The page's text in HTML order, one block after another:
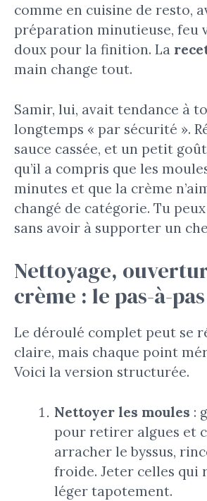
comme en cuisine de resto,
préparation minutieuse, feu
doux pour la finition. La
main change tout.
Samir, lui, avait tendance à
longtemps « par sécurité ».
sauce cassée, et un petit
qu’il a compris que les
minutes et que la crème
changé de catégorie. Tu
sans avoir à supporter un
Nettoyage,
crème : le pas-à-pas
Le déroulé complet peut se
claire, mais chaque point
Voici la version structurée.
Nettoyer les moules :
pour retirer algues et
arracher le byssus,
froide. Jeter celles qui
léger tapotement.